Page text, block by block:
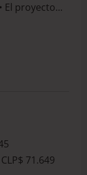
El proyecto...
71.649